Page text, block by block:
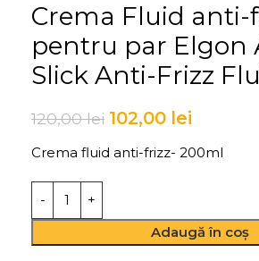
Crema Fluid anti-
pentru par Elgon
Slick Anti-Frizz
120,00lei 102,00 lei
Crema fluid anti-frizz- 200ml
Adaugă în coș